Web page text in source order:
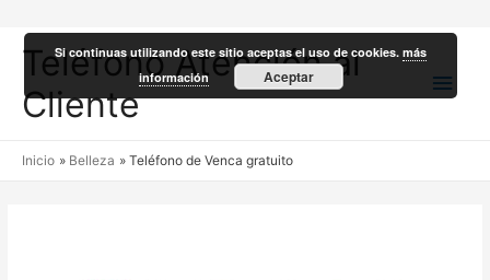
Teléfono Atención al
Cliente
Inicio Belleza Teléfono de Venca gratuito
Si continuas utilizando este sitio aceptas el uso de cookies.más
información
Aceptar